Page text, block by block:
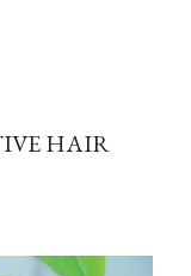
HAIR